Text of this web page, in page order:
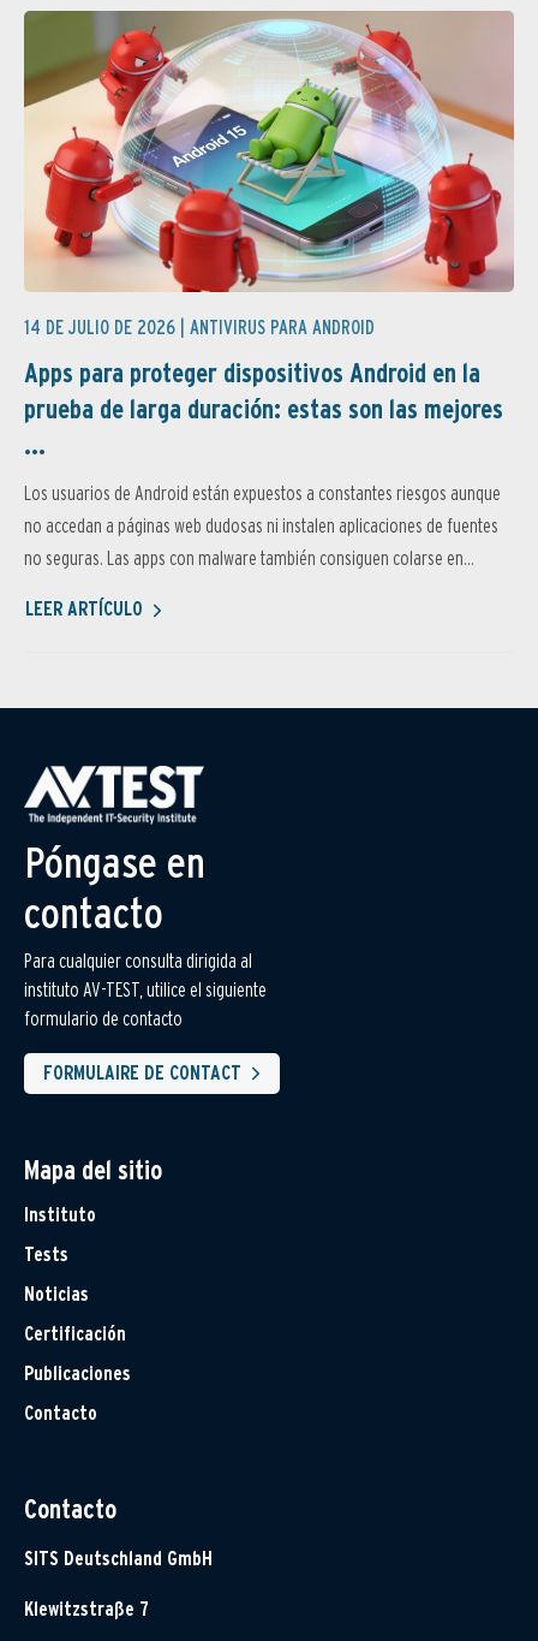
14 DE JULIO DE 2026 | ANTIVIRUS PARA ANDROID
Apps para proteger dispositivos Android en la
prueba de larga duración: estas son las mejores
...
Los usuarios de Android están expuestos a constantes riesgos aunque
no accedan a páginas web dudosas ni instalen aplicaciones de fuentes
no seguras. Las apps con malware también consiguen colarse en...
LEER ARTÍCULO
Póngase en
contacto
Para cualquier consulta dirigida al
instituto AV-TEST, utilice el siguiente
formulario de contacto
FORMULAIRE DE CONTACT
Mapa del sitio
Instituto
Tests
Noticias
Certificación
Publicaciones
Contacto
Contacto
SITS Deutschland GmbH
Klewitzstraße 7